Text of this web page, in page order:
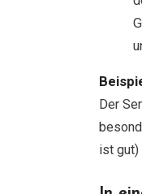
Der
ist gut)